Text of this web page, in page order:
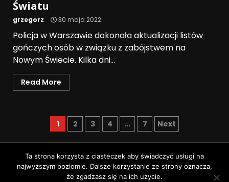
Światu
grzegorz 30 maja 2022
Policja w Warszawie dokonała aktualizacji listów
gończych osób w związku z zabójstwem na
Nowym Świecie. Kilka dni...
Read More
1 2 3 4 … 7 Next
Polityka prywatności
Wszystkie prawa zastrzeżone © Pruszków News
Ta strona korzysta z ciasteczek aby świadczyć usługi na
najwyższym poziomie. Dalsze korzystanie ze strony oznacza,
że zgadzasz się na ich użycie.